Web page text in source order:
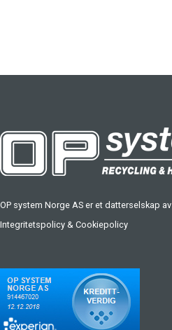
OP system Norge AS er et datterselskap av
Integritetspolicy & Cookiepolicy